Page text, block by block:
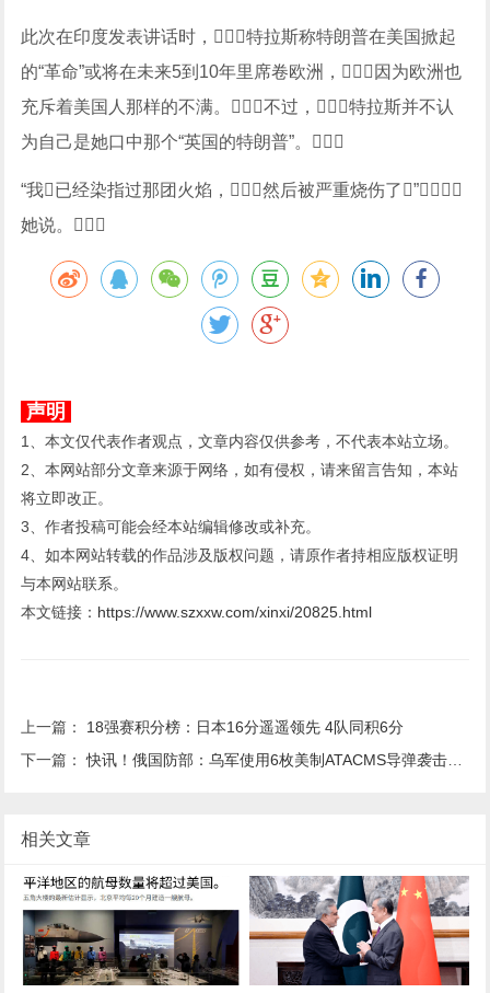
此次在印度发表讲话时，特拉斯称特朗普在美国掀起
的“革命”或将在未来5到10年里席卷欧洲，因为欧洲也
充斥着美国人那样的不满。不过，特拉斯并不认
为自己是她口中那个“英国的特朗普”。
“我已经染指过那团火焰，然后被严重烧伤了”，
她说。
声明
1、本文仅代表作者观点，文章内容仅供参考，不代表本站立场。
2、本网站部分文章来源于网络，如有侵权，请来留言告知，本站
将立即改正。
3、作者投稿可能会经本站编辑修改或补充。
4、如本网站转载的作品涉及版权问题，请原作者持相应版权证明
与本网站联系。
本文链接： https://www.szxxw.com/xinxi/20825.html
上一篇： 18强赛积分榜：日本16分遥遥领先 4队同积6分
下一篇：快讯！俄国防部：乌军使用6枚美制ATACMS导弹袭击布良斯克州目标
相关文章